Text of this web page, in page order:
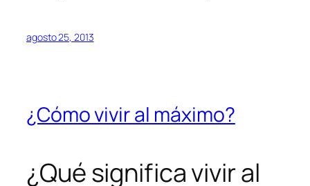
agosto 25, 2013
¿Cómo vivir al máximo?
¿Qué significa vivir al